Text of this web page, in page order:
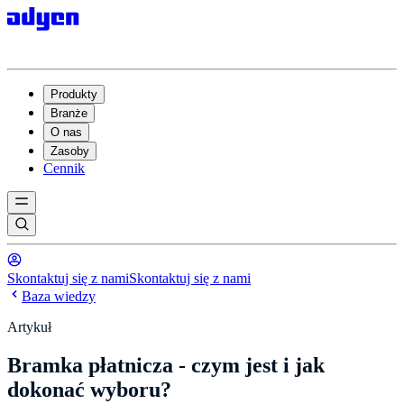
Produkty
Branże
O nas
Zasoby
Cennik
Skontaktuj się z namiSkontaktuj się z nami
Baza wiedzy
Artykuł
Bramka płatnicza - czym jest i jak
dokonać wyboru?